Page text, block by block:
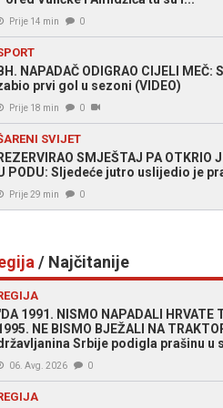
Prije 14 min 0
NAPADAČ ODIGRAO CIJELI MEČ:
prvi gol u sezoni (VIDEO)
Prije 18 min 0
SVIJET
SMJEŠTAJ PA OTKRIO
PODU: Sljedeće jutro uslijedio je
Prije 29 min 0
/ Najčitanije
1991. NISMO NAPADALI HRVATE
NE BISMO BJEŽALI NA
Srbije podigla prašinu u
06. Avg. 2026 0